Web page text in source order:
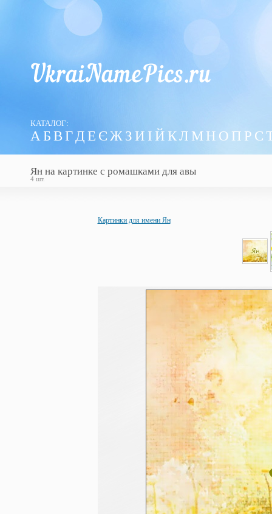
КАТАЛОГ:
АБ ВГД Е Є Ж З И І Й КЛ М Н О П Р С
Ян на картинке с ромашками для авы
4 шт.
Картинки для имени Ян